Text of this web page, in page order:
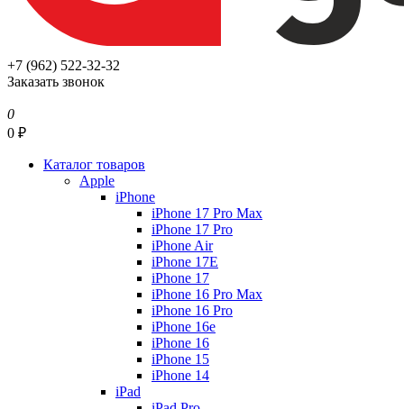
+7 (962) 522-32-32
Заказать звонок
0
0 ₽
Каталог товаров
Apple
iPhone
iPhone 17 Pro Max
iPhone 17 Pro
iPhone Air
iPhone 17E
iPhone 17
iPhone 16 Pro Max
iPhone 16 Pro
iPhone 16e
iPhone 16
iPhone 15
iPhone 14
iPad